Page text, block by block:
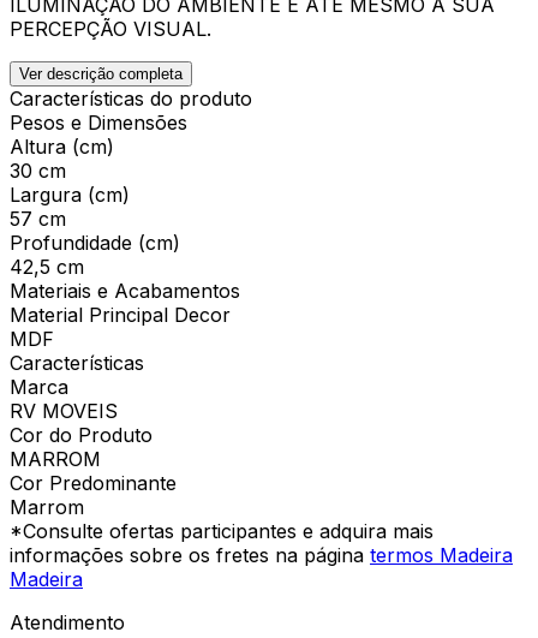
PERCEPÇÃO VISUAL.
Ver descrição completa
Características do produto
Pesos e Dimensões
Altura (cm)
30 cm
Largura (cm)
57 cm
Profundidade (cm)
42,5 cm
Materiais e Acabamentos
Material Principal Decor
MDF
Características
Marca
RV MOVEIS
Cor do Produto
MARROM
Cor Predominante
Marrom
*Consulte ofertas participantes e adquira mais
informações sobre os fretes na página termos Madeira
Madeira
Atendimento